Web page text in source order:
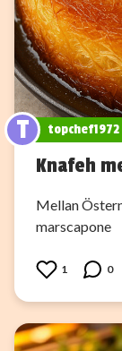
T topchef1972
Knafeh
Mellan
marscapone
1 0